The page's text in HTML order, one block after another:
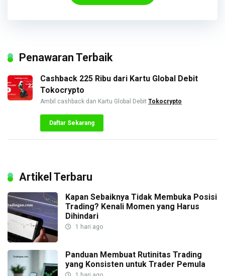
Penawaran Terbaik
Cashback 225 Ribu dari Kartu Global Debit
Tokocrypto
Ambil cashback dan Kartu Global Debit Tokocrypto
Daftar Sekarang
Artikel Terbaru
Kapan Sebaiknya Tidak Membuka Posisi
Trading? Kenali Momen yang Harus
Dihindari
1 hari ago
Panduan Membuat Rutinitas Trading
yang Konsisten untuk Trader Pemula